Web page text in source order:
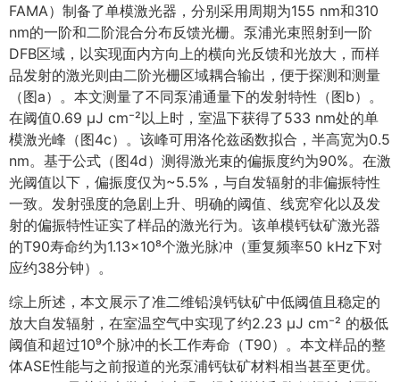
FAMA）制备了单模激光器，分别采用周期为155 nm和310
nm的一阶和二阶混合分布反馈光栅。泵浦光束照射到一阶
DFB区域，以实现面内方向上的横向光反馈和光放大，而样
品发射的激光则由二阶光栅区域耦合输出，便于探测和测量
（图a）。本文测量了不同泵浦通量下的发射特性（图b）。
在阈值0.69 μJ cm⁻²以上时，室温下获得了533 nm处的单
模激光峰（图4c）。该峰可用洛伦兹函数拟合，半高宽为0.5
nm。基于公式（图4d）测得激光束的偏振度约为90%。在激
光阈值以下，偏振度仅为~5.5%，与自发辐射的非偏振特性
一致。发射强度的急剧上升、明确的阈值、线宽窄化以及发
射的偏振特性证实了样品的激光行为。该单模钙钛矿激光器
的T90寿命约为1.13×10⁸个激光脉冲（重复频率50 kHz下对
应约38分钟）。
综上所述，本文展示了准二维铅溴钙钛矿中低阈值且稳定的
放大自发辐射，在室温空气中实现了约2.23 μJ cm⁻² 的极低
阈值和超过10⁹个脉冲的长工作寿命（T90）。本文样品的整
体ASE性能与之前报道的光泵浦钙钛矿材料相当甚至更优。